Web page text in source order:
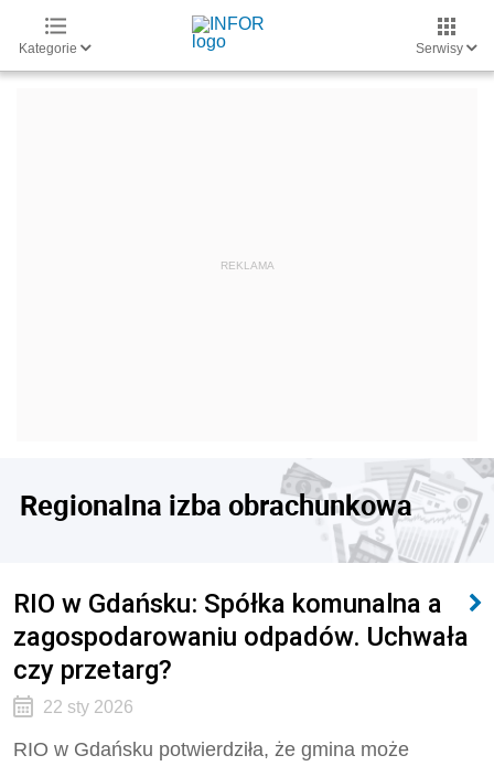
Kategorie Serwisy
Regionalna izba obrachunkowa
RIO w Gdańsku: Spółka komunalna a
zagospodarowaniu odpadów. Uchwała
czy przetarg?
22 sty 2026
RIO w Gdańsku potwierdziła, że gmina może